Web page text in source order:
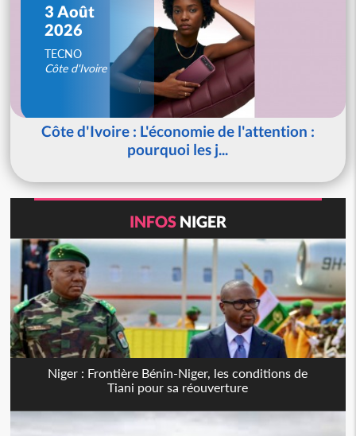
3 Août
2026
TECNO
Côte d'Ivoire
Côte d'Ivoire : L'économie de l'attention :
pourquoi les j...
INFOS NIGER
Niger : Frontière Bénin-Niger, les conditions de
Tiani pour sa réouverture